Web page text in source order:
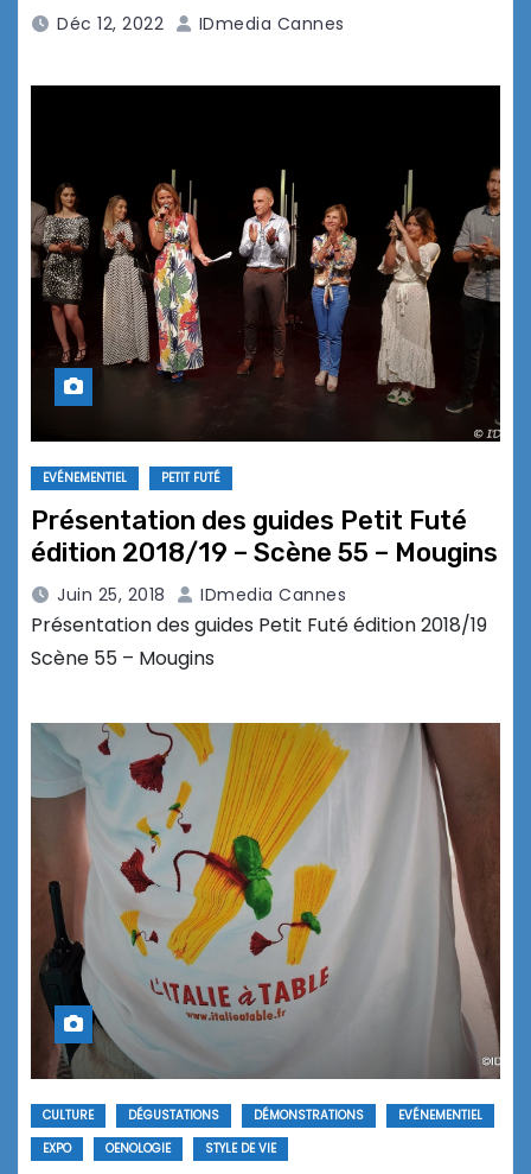
Déc 12, 2022 IDmedia Cannes
EVÉNEMENTIEL PETIT FUTÉ
Présentation des guides Petit Futé
édition 2018/19 – Scène 55 – Mougins
Juin 25, 2018 IDmedia Cannes
Présentation des guides Petit Futé édition 2018/19
Scène 55 – Mougins
CULTURE DÉGUSTATIONS DÉMONSTRATIONS
EVÉNEMENTIEL
EXPO
OENOLOGIE STYLE DE VIE